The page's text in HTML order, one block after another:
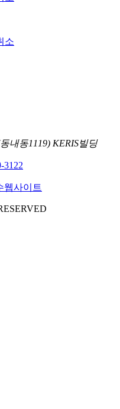
소
내동1119) KERIS빌딩
3122